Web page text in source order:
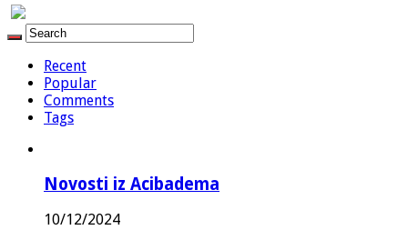
Recent
Popular
Comments
Tags
Novosti iz Acibadema
10/12/2024